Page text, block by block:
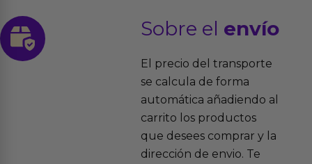
Sobre el envío
El precio del transporte
se calcula de forma
automática añadiendo al
carrito los productos
que desees comprar y la
dirección de envio. Te